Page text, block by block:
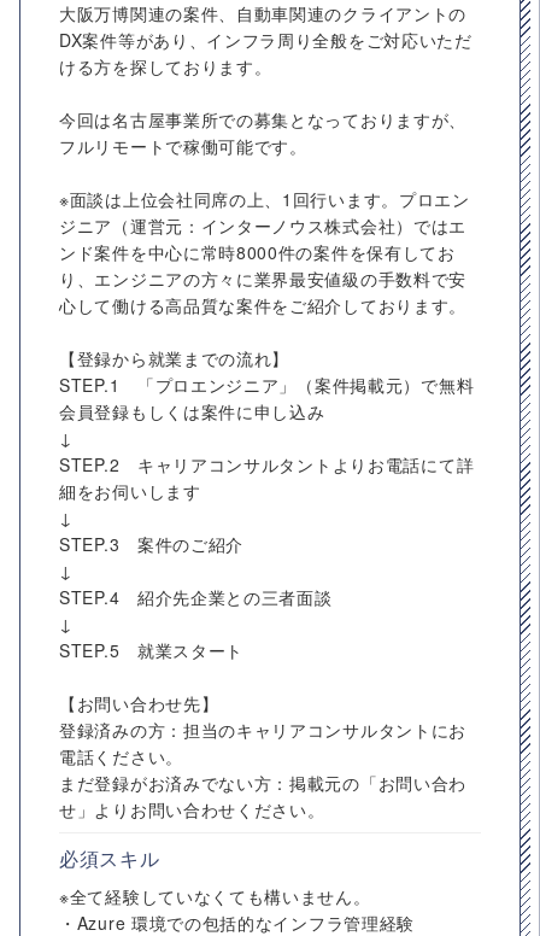
大阪万博関連の案件、自動車関連のクライアントの
DX案件等があり、インフラ周り全般をご対応いただ
ける方を探しております。
今回は名古屋事業所での募集となっておりますが、
フルリモートで稼働可能です。
※面談は上位会社同席の上、1回行います。プロエン
ジニア（運営元：インターノウス株式会社）ではエ
ンド案件を中心に常時8000件の案件を保有してお
り、エンジニアの方々に業界最安値級の手数料で安
心して働ける高品質な案件をご紹介しております。
【登録から就業までの流れ】
STEP.1 「プロエンジニア」（案件掲載元）で無料
会員登録もしくは案件に申し込み
↓
STEP.2 キャリアコンサルタントよりお電話にて詳
細をお伺いします
↓
STEP.3 案件のご紹介
↓
STEP.4 紹介先企業との三者面談
↓
STEP.5 就業スタート
【お問い合わせ先】
登録済みの方：担当のキャリアコンサルタントにお
電話ください。
まだ登録がお済みでない方：掲載元の「お問い合わ
せ」よりお問い合わせください。
必須スキル
※全て経験していなくても構いません。
・Azure 環境での包括的なインフラ管理経験